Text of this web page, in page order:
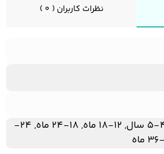
نظرات کاربران ( 0 )
3-4 سال, 4-5 سال, 12-18 ماه, 18-24 ماه, 24-